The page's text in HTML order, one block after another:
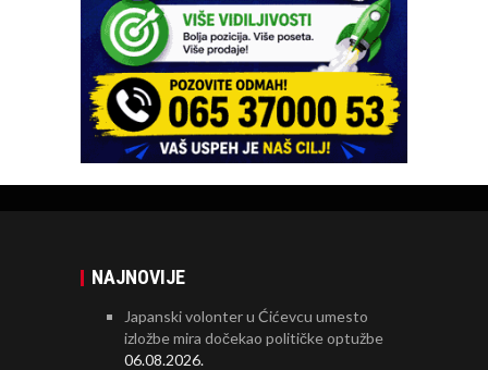
NAJNOVIJE
Japanski volonter u Ćićevcu umesto
izložbe mira dočekao političke optužbe
06.08.2026.